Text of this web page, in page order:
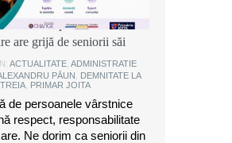
Păun, primarul comunei
puternică este
are grijă de seniorii săi
ACTUALITATE ADMINISTRATIE
PĂUN
DEMNITATE LA
PRIMAR JOITA
de persoanele vârstnice
respect, responsabilitate
Ne dorim ca seniorii din